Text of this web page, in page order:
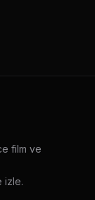
film ve
izle.